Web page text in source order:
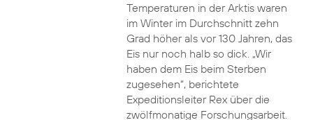
Temperaturen in der Arktis waren
im Winter im Durchschnitt zehn
Grad höher als vor 130 Jahren, das
Eis nur noch halb so dick. „Wir
haben dem Eis beim Sterben
zugesehen“, berichtete
Expeditionsleiter Rex über die
zwölfmonatige Forschungsarbeit.